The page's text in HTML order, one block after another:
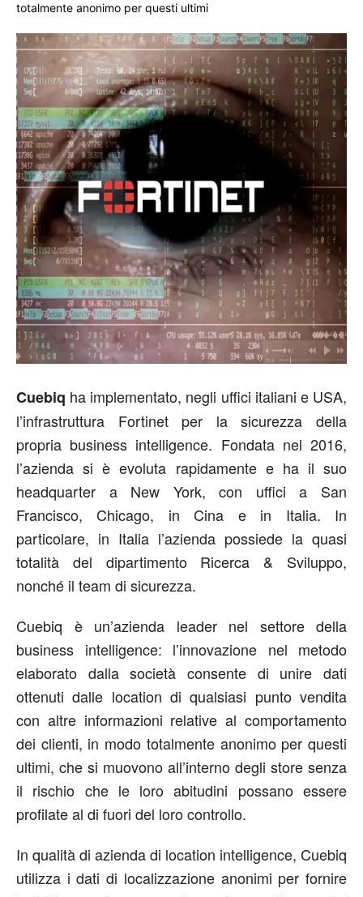
totalmente anonimo per questi ultimi
Cuebiq ha implementato, negli uffici italiani e USA,
l’infrastruttura Fortinet per la sicurezza della
propria business intelligence. Fondata nel 2016,
l’azienda si è evoluta rapidamente e ha il suo
headquarter a New York, con uffici a San
Francisco, Chicago, in Cina e in Italia. In
particolare, in Italia l’azienda possiede la quasi
totalità del dipartimento Ricerca & Sviluppo,
nonché il team di sicurezza.
Cuebiq è un’azienda leader nel settore della
business intelligence: l’innovazione nel metodo
elaborato dalla società consente di unire dati
ottenuti dalle location di qualsiasi punto vendita
con altre informazioni relative al comportamento
dei clienti, in modo totalmente anonimo per questi
ultimi, che si muovono all’interno degli store senza
il rischio che le loro abitudini possano essere
profilate al di fuori del loro controllo.
In qualità di azienda di location intelligence, Cuebiq
utilizza i dati di localizzazione anonimi per fornire